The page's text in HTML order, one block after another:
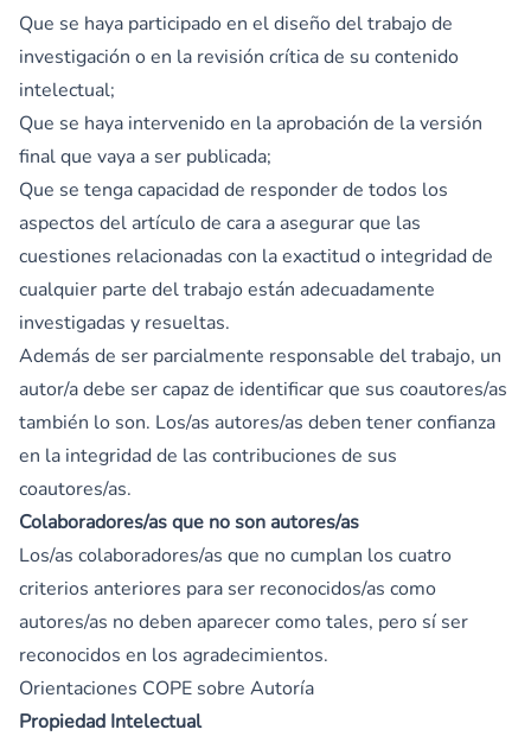
Que se haya participado en el diseño del trabajo de
investigación o en la revisión crítica de su contenido
intelectual;
Que se haya intervenido en la aprobación de la versión
final que vaya a ser publicada;
Que se tenga capacidad de responder de todos los
aspectos del artículo de cara a asegurar que las
cuestiones relacionadas con la exactitud o integridad de
cualquier parte del trabajo están adecuadamente
investigadas y resueltas.
Además de ser parcialmente responsable del trabajo, un
autor/a debe ser capaz de identificar que sus coautores/as
también lo son. Los/as autores/as deben tener confianza
en la integridad de las contribuciones de sus
coautores/as.
Colaboradores/as que no son autores/as
Los/as colaboradores/as que no cumplan los cuatro
criterios anteriores para ser reconocidos/as como
autores/as no deben aparecer como tales, pero sí ser
reconocidos en los agradecimientos.
Orientaciones COPE sobre Autoría
Propiedad Intelectual